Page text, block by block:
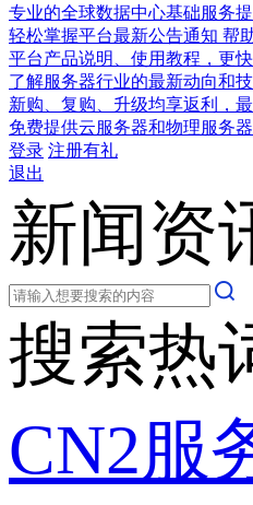
专业的全球数据中心基础服务
轻松掌握平台最新公告通知 帮
平台产品说明、使用教程，更
了解服务器行业的最新动向和
新购、复购、升级均享返利，
免费提供云服务器和物理服务
登录 注册有礼
退出
新闻资
搜索热
CN2服